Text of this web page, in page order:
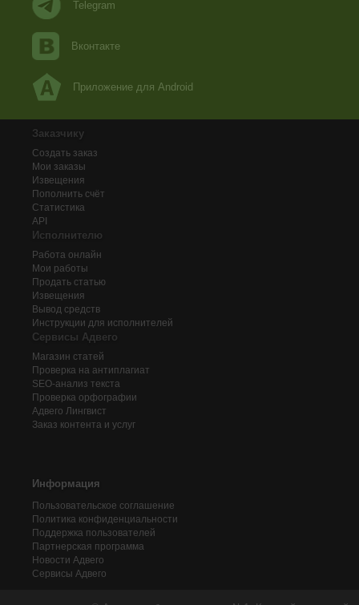
Telegram
Вконтакте
Приложение для Android
Заказчику
Создать заказ
Мои заказы
Извещения
Пополнить счёт
Статистика
API
Исполнителю
Работа онлайн
Мои работы
Продать статью
Извещения
Вывод средств
Инструкции для исполнителей
Сервисы Адвего
Магазин статей
Проверка на антиплагиат
SEO-анализ текста
Проверка орфографии
Адвего Лингвист
Заказ контента и услуг
Информация
Пользовательское соглашение
Политика конфиденциальности
Поддержка пользователей
Партнерская программа
Новости Адвего
Сервисы Адвего